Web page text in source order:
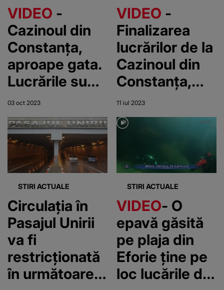
VIDEO -
Cazinoul din
Constanța,
aproape gata.
Lucrările sunt
finalizate în
proporție de
85%
03 oct 2023
VIDEO -
Finalizarea
lucrărilor de la
Cazinoul din
Constanța,
amânată până
vara viitoare
11 iul 2023
STIRI ACTUALE
Circulația în
Pasajul Unirii
va fi
restricționată
în următoarele
STIRI ACTUALE
VIDEO- O
epavă găsită
pe plaja din
Eforie ține pe
loc lucările de